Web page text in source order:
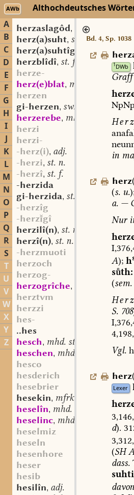
AWb Althochdeutsches
A
B
C
D
E
F
G
H
I
J
K
L
M
N
O
P
Q
R
S
T
U
V
W
X
Y
Z
herzaslagôd,
st. m.
herz(a)suht, st. f.
herz(a)suhtîg
adj.
herzblîdî, st. f.
herze-
herz(e)blat, mhd. st. n.
herzen
gi-herzen, sw. v.
herzerebe, mhd. st. sw. f.
herzi
herzi-
-herz(i), adj.
-herzi, st. n.
-herzî, st. f.
-herzida
gi-herzida, st. f.
-herzîg
-herzgî
herzilî(n), st. n.
herzî(n), st. n.
-herzmuoti
herzoch
herzog-
herzogrîche,
mhd. st. n.
herztvm
herzzi
hes-
..hes
hesch, mhd. st. m.
heschen, mhd. sw. v.
hesco
hesderich
hesebrier
hesekin, mfrk. st. n.
heselîn, mhd. st. n.
heselinc, mhd. st. m.
heselmiz
heseln
hesenhore
heser
hesib
hesilîn, adj.
Bd. 4, Sp. 1038
1DWb
Graff
in
herz
(s.u.
a.—
Nur
A); h
sth:
(sem.
S.708
Vgl.
herz
Lexer
d).
(SH
dass.
davon